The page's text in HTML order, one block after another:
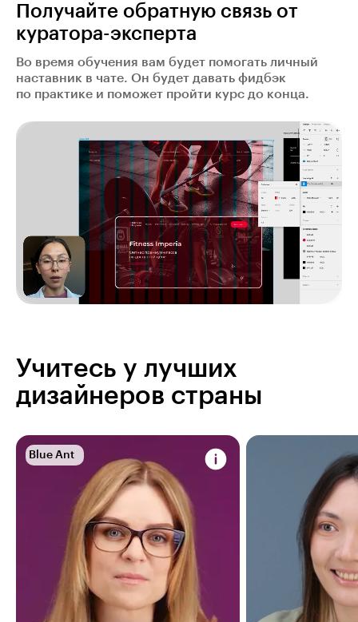
Получайте обратную связь от
куратора-эксперта
Во время обучения вам будет помогать личный
наставник в чате. Он будет давать фидбэк
по практике и поможет пройти курс до конца.
Учитесь у лучших
дизайнеров страны
Blue Ant